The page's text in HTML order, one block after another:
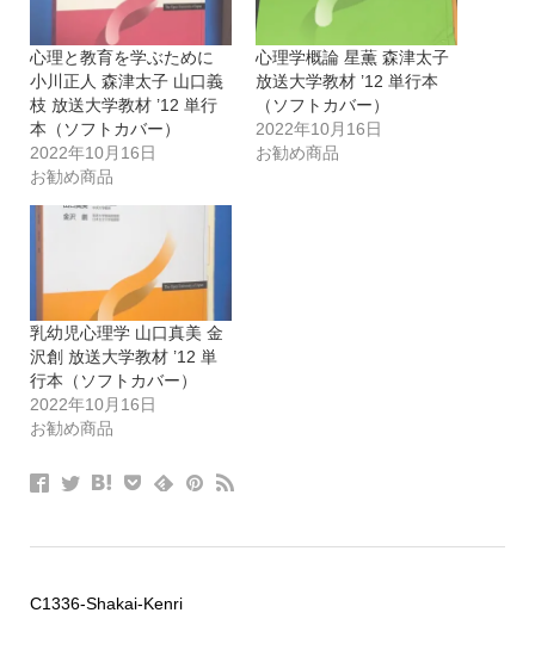
心理と教育を学ぶために
小川正人 森津太子 山口義
枝 放送大学教材 ’12 単行
本（ソフトカバー）
2022年10月16日
お勧め商品
心理学概論 星薫 森津太子
放送大学教材 ’12 単行本
（ソフトカバー）
2022年10月16日
お勧め商品
乳幼児心理学 山口真美 金
沢創 放送大学教材 ’12 単
行本（ソフトカバー）
2022年10月16日
お勧め商品
C1336-Shakai-Kenri